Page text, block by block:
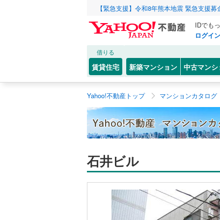
【緊急支援】令和8年熊本地震 緊急支援
IDでも
ログイン
借りる
賃貸住宅 新築マンション 中古マンシ
Yahoo!不動産トップ マンションカタログ
石井ビル